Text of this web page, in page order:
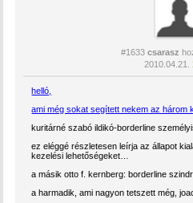
#1633 csarasz
2010.04.21.
helló,
ami még sokat segített nekem az három
kuritárné szabó ildikó-borderline
ez eléggé részletesen leírja az állapot
kezelési lehetőségeket…
a másik otto f. kernberg: borderline
a harmadik, ami nagyon tetszett még,